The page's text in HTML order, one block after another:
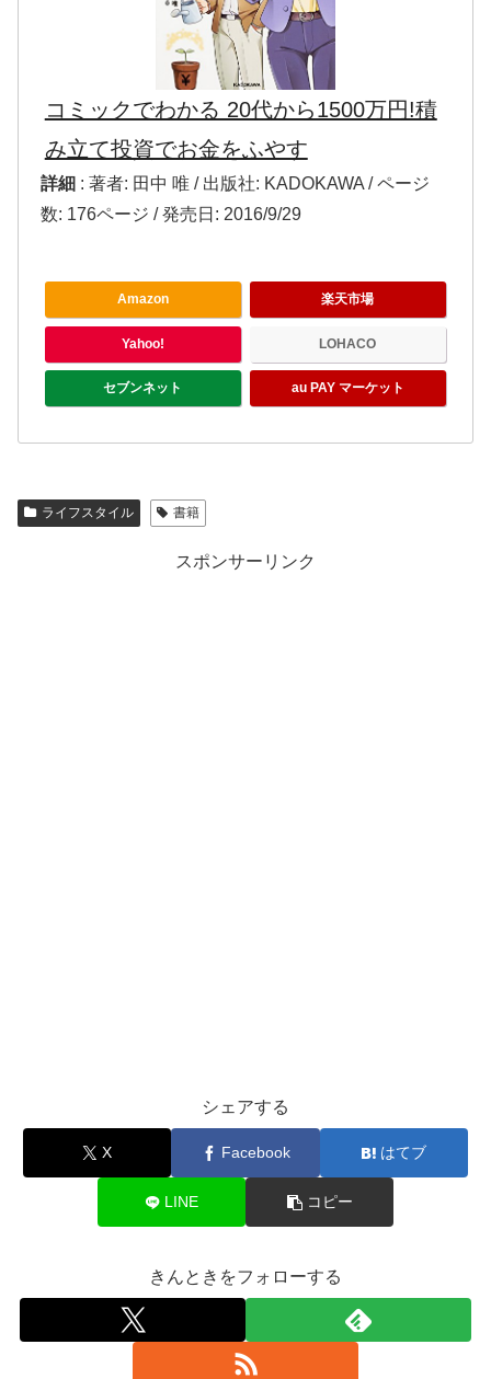
コミックでわかる 20代から1500万円!積
み立て投資でお金をふやす
詳細 : 著者: 田中 唯 / 出版社: KADOKAWA / ページ
数: 176ページ / 発売日: 2016/9/29
Amazon 楽天市場
Yahoo! LOHACO
セブンネット au PAY マーケット
ライフスタイル 書籍
スポンサーリンク
シェアする
X Facebook はてブ
LINE コピー
きんときをフォローする